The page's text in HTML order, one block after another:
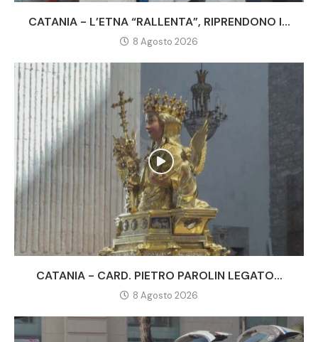
CATANIA - L’ETNA “RALLENTA”, RIPRENDONO I...
8 Agosto 2026
CATANIA - CARD. PIETRO PAROLIN LEGATO...
8 Agosto 2026